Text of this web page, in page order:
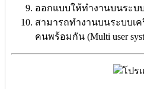
ออกแบบให้ทำงานบนระบบ
สามารถทำงานบนระบบเ
คนพร้อมกัน (Multi user